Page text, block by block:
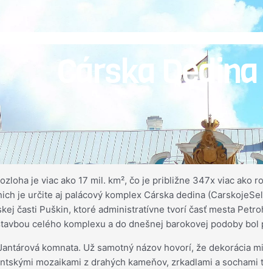
Cárska
je viac ako 17 mil. km², čo je približne 347x viac
je určite aj palácový komplex Cárska dedina
časti Puškin, ktoré administratívne tvorí časť mesta
celého komplexu a do dnešnej barokovej podoby
komnata. Už samotný názov hovorí, že dekorácia
mozaikami z drahých kameňov, zrkadlami a